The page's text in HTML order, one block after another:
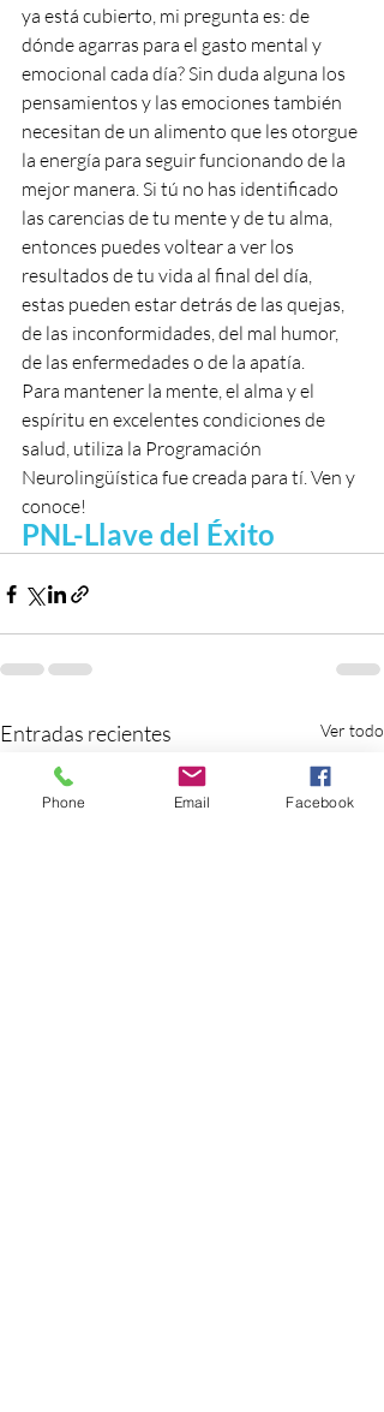
ya está cubierto, mi pregunta es: de
dónde agarras para el gasto mental y
emocional cada día? Sin duda alguna los
pensamientos y las emociones también
necesitan de un alimento que les otorgue
la energía para seguir funcionando de la
mejor manera. Si tú no has identificado
las carencias de tu mente y de tu alma,
entonces puedes voltear a ver los
resultados de tu vida al final del día,
estas pueden estar detrás de las quejas,
de las inconformidades, del mal humor,
de las enfermedades o de la apatía.
Para mantener la mente, el alma y el
espíritu en excelentes condiciones de
salud, utiliza la Programación
Neurolingüística fue creada para tí. Ven y
conoce!
PNL-Llave del Éxito
Entradas recientes Ver todo
Phone Email Facebook